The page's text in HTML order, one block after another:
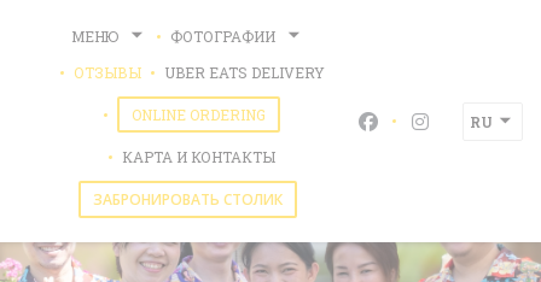
МЕНЮ
ФОТОГРАФИИ
ОТЗЫВЫ
UBER EATS DELIVERY((ОТКРЫВАЕТСЯ В НОВОМ
ONLINE ORDERING ((ОТКРЫВАЕТСЯ В НОВОМ ОКНЕ))
КАРТА И КОНТАКТЫ
ЗАБРОНИРОВАТЬ СТОЛИК
FacebookInstagram
RU